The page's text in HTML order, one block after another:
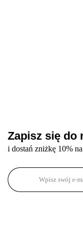
Zapisz się do
i dostań zniżkę 10%